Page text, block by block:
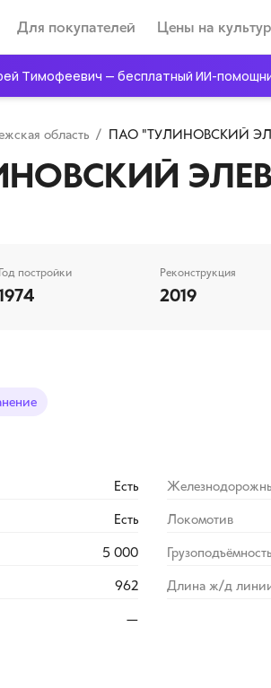
Тимофеевич — бесплатный ИИ-
Для покупателей Цены на
область / ПАО "ТУЛИНОВСКИЙ
Год постройки Реконструкция
2019
Есть
Есть Локомотив
5 000
962 Длина ж/д
—